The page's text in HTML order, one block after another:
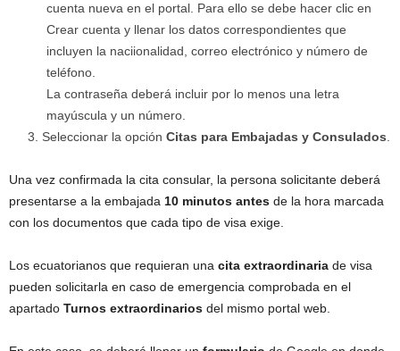
cuenta nueva en el portal. Para ello se debe hacer clic en
Crear cuenta y llenar los datos correspondientes que
incluyen la naciionalidad, correo electrónico y número de
teléfono.
La contraseña deberá incluir por lo menos una letra
mayúscula y un número.
Seleccionar la opción Citas para Embajadas y Consulados
Una vez confirmada la cita consular, la persona solicitante deberá
presentarse a la embajada 10 minutos antes de la hora marcada
con los documentos que cada tipo de visa exige.
Los ecuatorianos que requieran una cita extraordinaria de visa
pueden solicitarla en caso de emergencia comprobada en el
apartado Turnos extraordinarios del mismo portal web.